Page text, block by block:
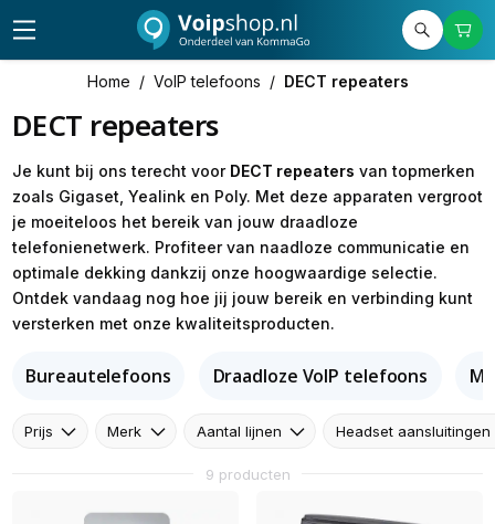
Home / VoIP telefoons / DECT repeaters
DECT repeaters
Je kunt bij ons terecht voor DECT repeaters van topmerken
zoals Gigaset, Yealink en Poly. Met deze apparaten vergroot
je moeiteloos het bereik van jouw draadloze
telefonienetwerk. Profiteer van naadloze communicatie en
optimale dekking dankzij onze hoogwaardige selectie.
Ontdek vandaag nog hoe jij jouw bereik en verbinding kunt
versterken met onze kwaliteitsproducten.
Bureautelefoons Draadloze VoIP telefoons
Prijs Merk Aantal lijnen Headset aansluitingen
9 producten